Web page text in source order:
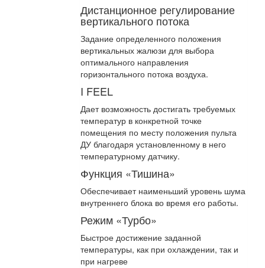
Дистанционное регулирование
вертикального потока
Задание определенного положения
вертикальных жалюзи для выбора
оптимального направления
горизонтального потока воздуха.
I FEEL
Дает возможность достигать требуемых
температур в конкретной точке
помещения по месту положения пульта
ДУ благодаря установленному в него
температурному датчику.
Функция «Тишина»
Обеспечивает наименьший уровень шума
внутреннего блока во время его работы.
Режим «Турбо»
Быстрое достижение заданной
температуры, как при охлаждении, так и
при нагреве